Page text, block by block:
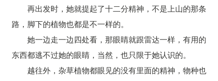
再出发时，她就提起了十二分精神，不是上山的那条
路，脚下的植物也都是不一样的。
她一边走一边四处看，那眼睛就跟雷达一样，有用的
东西都逃不过她的眼睛，当然，也只限于她认识的。
越往外，杂草植物都眼见的没有里面的精神，物种也